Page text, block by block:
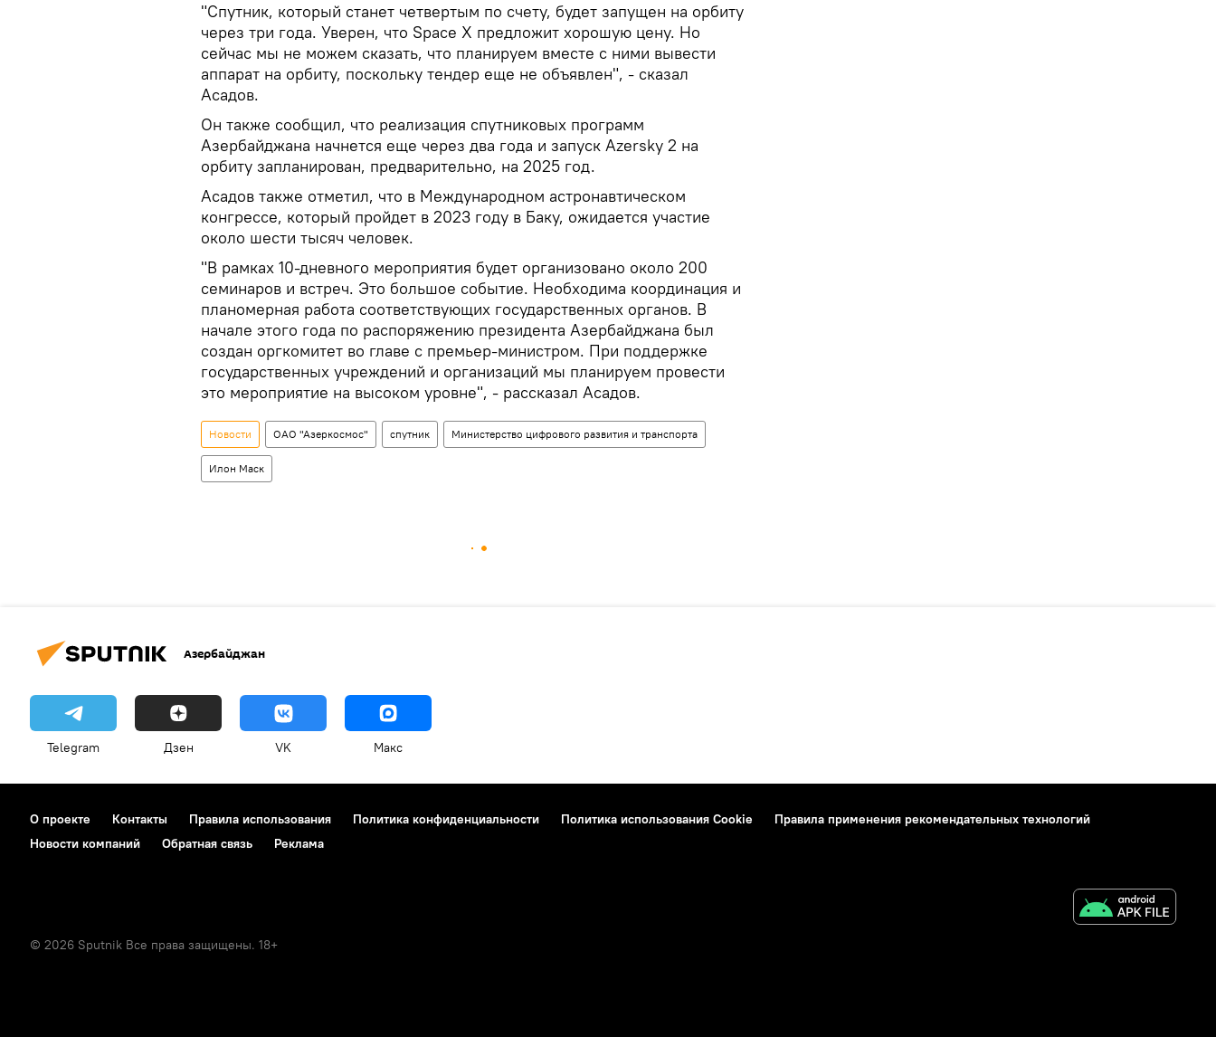
"Спутник, который станет четвертым по счету, будет запущен на орбиту
через три года. Уверен, что Space X предложит хорошую цену. Но
сейчас мы не можем сказать, что планируем вместе с ними вывести
аппарат на орбиту, поскольку тендер еще не объявлен", - сказал
Асадов.
Он также сообщил, что реализация спутниковых программ
Азербайджана начнется еще через два года и запуск Azersky 2 на
орбиту запланирован, предварительно, на 2025 год.
Асадов также отметил, что в Международном астронавтическом
конгрессе, который пройдет в 2023 году в Баку, ожидается участие
около шести тысяч человек.
"В рамках 10-дневного мероприятия будет организовано около 200
семинаров и встреч. Это большое событие. Необходима координация и
планомерная работа соответствующих государственных органов. В
начале этого года по распоряжению президента Азербайджана был
создан оргкомитет во главе с премьер-министром. При поддержке
государственных учреждений и организаций мы планируем провести
это мероприятие на высоком уровне", - рассказал Асадов.
Новости ОАО "Азеркосмос" спутник Министерство цифрового развития и транспорта
Илон Маск
Азербайджан
Telegram Дзен VK Макс
О проекте Контакты Правила использования Политика конфиденциальности Политика использования Cookie
Правила применения рекомендательных технологий
Новости компаний
Обратная связь Реклама
© 2026 Sputnik Все права защищены. 18+